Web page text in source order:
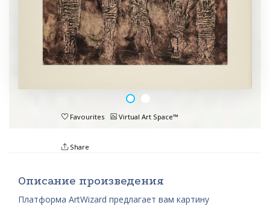
Favourites Virtual Art Space™
Share
Описание произведения
Платформа ArtWizard предлагает вам картину